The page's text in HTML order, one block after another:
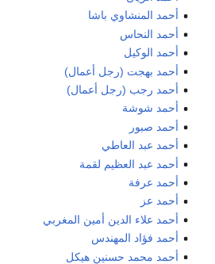
أحمد المنشاوي باشا
أحمد النحاس
أحمد الوكيل
أحمد بهجت (رجل أعمال)
أحمد رجب (رجل أعمال)
أحمد شوشة
أحمد صبور
أحمد عبد العاطي
أحمد عبد العظيم لقمة
أحمد عرفة
أحمد عز
أحمد علاء الدين أمين المغربي
أحمد فؤاد المهندس
أحمد محمد حسنين هيكل